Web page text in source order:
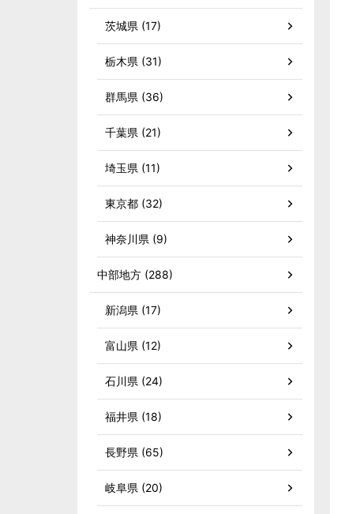
茨城県 (17)
栃木県 (31)
群馬県 (36)
千葉県 (21)
埼玉県 (11)
東京都 (32)
神奈川県 (9)
中部地方 (288)
新潟県 (17)
富山県 (12)
石川県 (24)
福井県 (18)
長野県 (65)
岐阜県 (20)